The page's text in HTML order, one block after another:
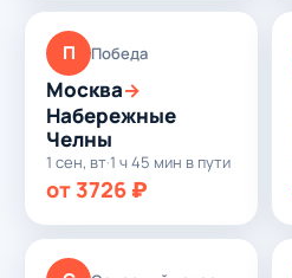
П Победа
Москва→
Набережные
Челны
1 сен, вт·1 ч 45 мин в пути
от 3726 ₽